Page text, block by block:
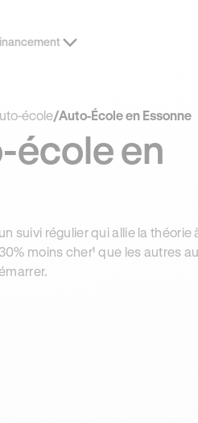
école/Auto-École en Essonne
école en
suivi régulier qui allie la théorie
moins cher¹ que les autres